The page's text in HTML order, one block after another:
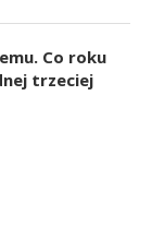
Co roku
trzeciej